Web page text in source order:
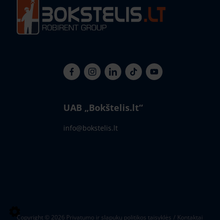
UAB „Bokštelis.lt“
info@bokstelis.lt
Copyright © 2026 Privatumo ir slapukų politikos taisyklės Kontaktai